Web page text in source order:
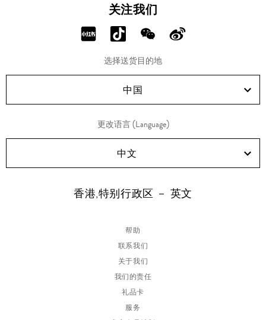
关注我们
分
RED!
分
享
Douyin!
分
享
WeChat!
分
Weibo!
选择送货目的地
中国
更改语言 (Language)
中文
香港,特别行政区 － 英文
帮助
联系我们
关于我们
我们的责任
礼品卡
服务